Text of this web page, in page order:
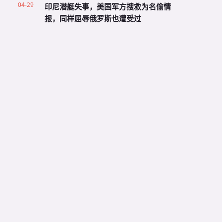
04-29
印尼潜艇失事，美国军方搜救为名偷情
报，同样屈辱俄罗斯也遭受过